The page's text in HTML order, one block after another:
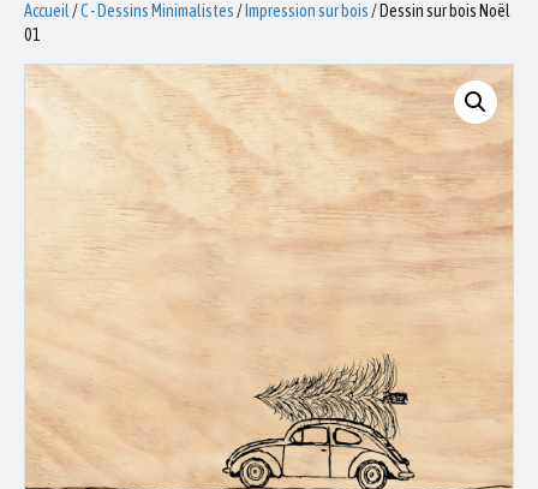
Accueil /C - Dessins Minimalistes / Impression sur bois / Dessin sur bois Noël
01